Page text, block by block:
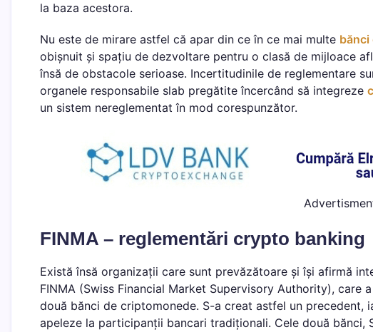
la baza acestora.
Nu este de mirare astfel că apar din ce în ce mai multe bănci
obișnuit și spațiu de dezvoltare pentru o clasă de mijloace
însă de obstacole serioase. Incertitudinile de reglementare
organele responsabile slab pregătite încercând să integreze
un sistem nereglementat în mod corespunzător.
FINMA – reglementări crypto banking
Există însă organizații care sunt prevăzătoare și își afirmă
FINMA (Swiss Financial Market Supervisory Authority),
două bănci de criptomonede. S-a creat astfel un precedent,
apeleze la participanții bancari tradiționali. Cele două bănci,